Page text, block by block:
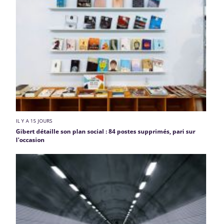
IL Y A 15 JOURS
Gibert détaille son plan social : 84 postes supprimés, pari sur
l'occasion